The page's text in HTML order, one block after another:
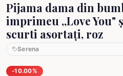
Pijama dama din
imprimeu ,,Love You"
scurti asortați, roz
Serena
-10.00%